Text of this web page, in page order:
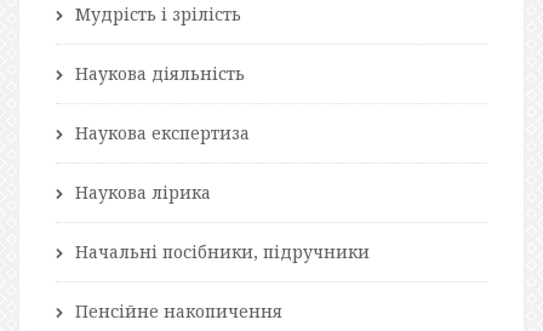
Мудрість і зрілість
Наукова діяльність
Наукова експертиза
Наукова лірика
Начальні посібники, підручники
Пенсійне накопичення